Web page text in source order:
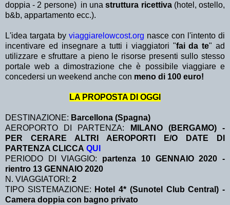
doppia - 2 persone) in unastruttura ricettiva(hotel, ostello,
b&b, appartamento ecc.).
L'idea targata by viaggiarelowcost.org nasce con l'intento di
incentivare ed insegnare a tutti i viaggiatori "fai da te" ad
utilizzare e sfruttare a pieno le risorse presenti sullo stesso
portale web a dimostrazione che è possibile viaggiare e
concedersi un weekend anche con meno di 100 euro!
LA PROPOSTA DI OGGI
DESTINAZIONE: Barcellona (Spagna)
AEROPORTO DI PARTENZA:
MILANO (BERGAMO) -
PER CERARE ALTRI AEROPORTI E/O DATE DI
PARTENZA CLICCA QUI
PERIODO DI VIAGGIO: partenza 10 GENNAIO 2020 -
rientro 13 GENNAIO 2020
N. VIAGGIATORI: 2
TIPO SISTEMAZIONE: Hotel 4* (Sunotel Club Central) -
Camera doppia con bagno privato